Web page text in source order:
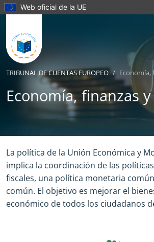
Web oficial de la UE
TRIBUNAL DE CUENTAS EUROPEO Economía,
Economía, finanzas
La política de la Unión Económica y
implica la coordinación de las
fiscales, una política monetaria
común. El objetivo es mejorar el
económico de todos los ciudadanos